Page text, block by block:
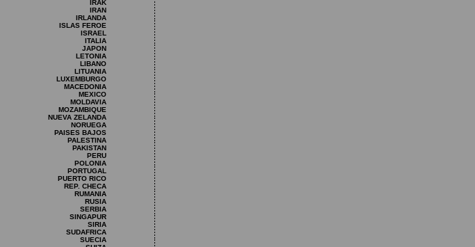
IRAK
IRAN
IRLANDA
ISLAS FEROE
ISRAEL
ITALIA
JAPON
LETONIA
LIBANO
LITUANIA
LUXEMBURGO
MACEDONIA
MEXICO
MOLDAVIA
MOZAMBIQUE
NUEVA ZELANDA
NORUEGA
PAISES BAJOS
PALESTINA
PAKISTAN
PERU
POLONIA
PORTUGAL
PUERTO RICO
REP. CHECA
RUMANIA
RUSIA
SERBIA
SINGAPUR
SIRIA
SUDAFRICA
SUECIA